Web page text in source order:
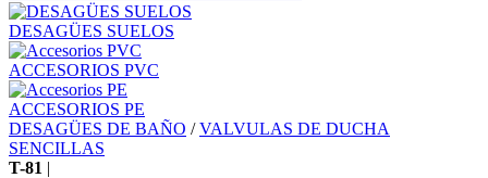
DESAGÜES SUELOS
ACCESORIOS PVC
ACCESORIOS PE
DESAGÜES DE BAÑO /VALVULAS DE DUCHA
SENCILLAS
T-81 |